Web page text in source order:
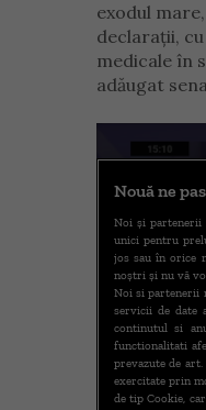
exodul
declarații,
medicale în
adăugat